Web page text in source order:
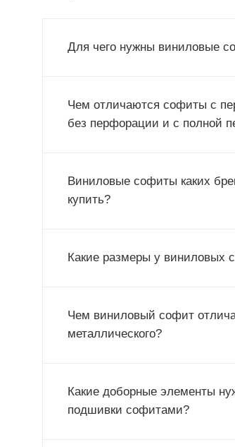
Для чего нужны виниловые
Чем отличаются софиты с
без перфорации и с полной
Виниловые софиты каких
купить?
Какие размеры у виниловых
Чем виниловый софит
металлического?
Какие доборные элементы
подшивки софитами?